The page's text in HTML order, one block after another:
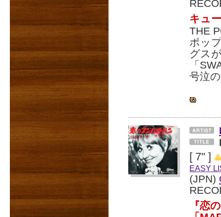
キュ
THE
ポッ
グス
「
号泣
[ 7" ]
EASY
(JPN)
『恋